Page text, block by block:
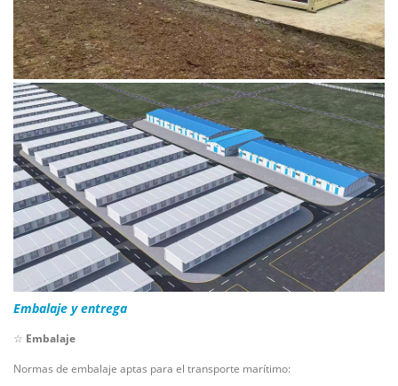
Embalaje y entrega
☆ Embalaje
Normas de embalaje aptas para el transporte marítimo: